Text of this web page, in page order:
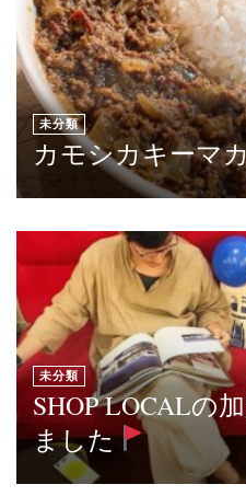
未分類
カモシカキーマ
未分類
SHOP LOCALの
ました